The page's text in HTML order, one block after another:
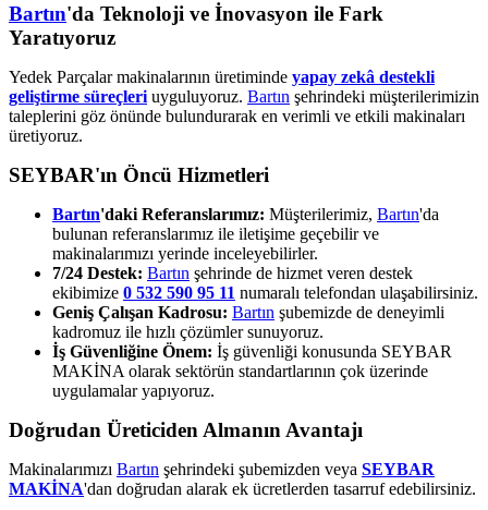
Bartın'da Teknoloji ve İnovasyon ile Fark
Yaratıyoruz
Yedek Parçalar makinalarının üretiminde yapay zekâ destekli
geliştirme süreçleri uyguluyoruz. Bartın şehrindeki müşterilerimizin
taleplerini göz önünde bulundurarak en verimli ve etkili makinaları
üretiyoruz.
SEYBAR'ın Öncü Hizmetleri
Bartın'daki Referanslarımız: Müşterilerimiz, Bartın'da
bulunan referanslarımız ile iletişime geçebilir ve
makinalarımızı yerinde inceleyebilirler.
7/24 Destek: Bartın şehrinde de hizmet veren destek
ekibimize 0 532 590 95 11 numaralı telefondan ulaşabilirsiniz.
Geniş Çalışan Kadrosu: Bartın şubemizde de deneyimli
kadromuz ile hızlı çözümler sunuyoruz.
İş Güvenliğine Önem: İş güvenliği konusunda SEYBAR
MAKİNA olarak sektörün standartlarının çok üzerinde
uygulamalar yapıyoruz.
Doğrudan Üreticiden Almanın Avantajı
Makinalarımızı Bartın şehrindeki şubemizden veya SEYBAR
MAKİNA'dan doğrudan alarak ek ücretlerden tasarruf edebilirsiniz.